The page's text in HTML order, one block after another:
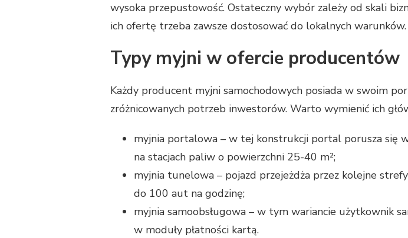
wysoka przepustowość. Ostateczny wybór zależy od skali
ich ofertę trzeba zawsze dostosować do lokalnych warunków.
Typy myjni w ofercie producentów
Każdy producent myjni samochodowych posiada w swoim
zróżnicowanych potrzeb inwestorów. Warto wymienić ich
myjnia portalowa – w tej konstrukcji portal porusza się
na stacjach paliw o powierzchni 25-40 m²;
myjnia tunelowa – pojazd przejeżdża przez kolejne
do 100 aut na godzinę;
myjnia samoobsługowa – w tym wariancie użytkownik
w moduły płatności kartą.